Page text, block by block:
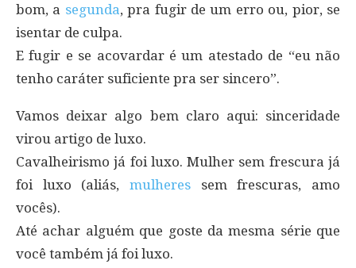
bom, a segunda, pra fugir de um erro ou, pior, se
isentar de culpa.
E fugir e se acovardar é um atestado de “eu não
tenho caráter suficiente pra ser sincero”.
Vamos deixar algo bem claro aqui: sinceridade
virou artigo de luxo.
Cavalheirismo já foi luxo. Mulher sem frescura já
foi luxo (aliás, mulheres sem frescuras, amo
vocês).
Até achar alguém que goste da mesma série que
você também já foi luxo.